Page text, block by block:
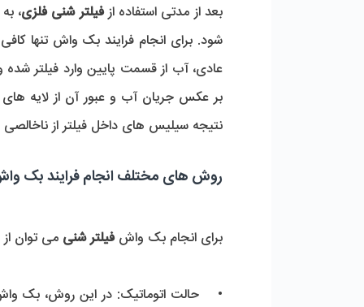
بعد از مدتی استفاده ازفیلتر شنی فلزی،
شود. برای انجام فرایند بک واش تنها
عادی، آب از قسمت پایین وارد فیلتر
بر عکس جریان آب و عبور آن از لایه
نتیجه سیلیس های داخل فیلتر از
روش های مختلف انجام فرایند بک
برای انجام بک واشفیلتر شنی می توان
• حالت اتوماتیک: در این روش، بک واش